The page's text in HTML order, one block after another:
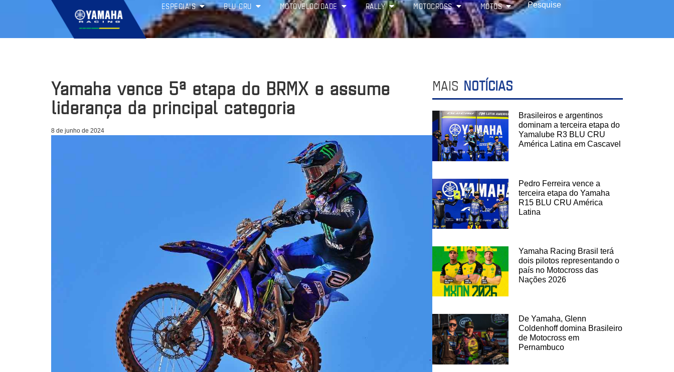
ESPECIAIS BLU CRU MOTOVELOCIDADE RALLY MOTOCROSS MOTOS
Yamaha vence 5ª etapa do BRMX e assume
liderança da principal categoria
8 de junho de 2024
MAIS NOTÍCIAS
Brasileiros e argentinos
dominam a terceira etapa do
Yamalube R3 BLU CRU
América Latina em Cascavel
Pedro Ferreira vence a
terceira etapa do Yamaha
R15 BLU CRU América
Latina
Yamaha Racing Brasil terá
dois pilotos representando o
país no Motocross das
Nações 2026
De Yamaha, Glenn
Coldenhoff domina Brasileiro
de Motocross em
Pernambuco